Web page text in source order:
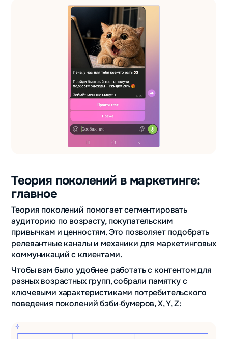
Теория поколений в маркетинге:
главное
Теория поколений помогает сегментировать
аудиторию по возрасту, покупательским
привычкам и ценностям. Это позволяет подобрать
релевантные каналы и механики для маркетинговых
коммуникаций с клиентами.
Чтобы вам было удобнее работать с контентом для
разных возрастных групп, собрали памятку с
ключевыми характеристиками потребительского
поведения поколений бэби‑бумеров, X, Y, Z: